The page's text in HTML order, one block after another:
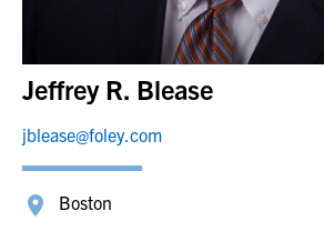
Jeffrey R. Blease
jblease@foley.com
Boston